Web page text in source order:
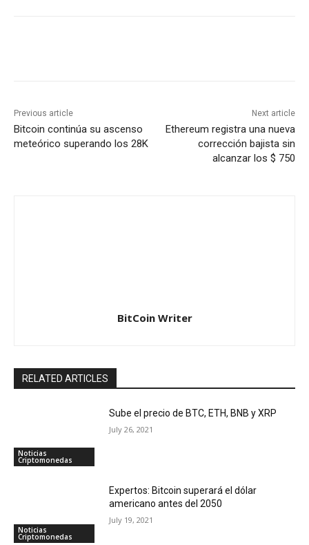
Previous article
Bitcoin continúa su ascenso
meteórico superando los 28K
Next article
Ethereum registra una nueva
corrección bajista sin
alcanzar los $ 750
BitCoin Writer
RELATED ARTICLES
Noticias
Criptomonedas
Sube el precio de BTC, ETH, BNB y XRP
July 26, 2021
Noticias
Criptomonedas
Expertos: Bitcoin superará el dólar
americano antes del 2050
July 19, 2021